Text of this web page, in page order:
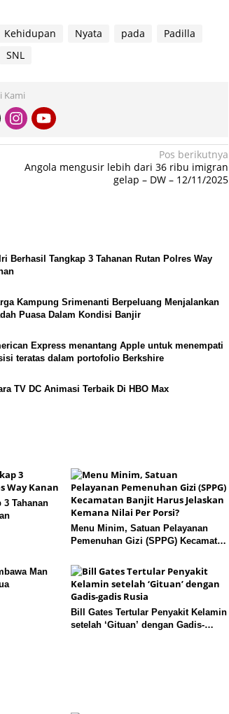
Kehidupan Nyata pada
Padilla
SNL
Kami
Pos berikutnya
Angola mengusir lebih dari 36 ribu imigran
gelap – DW – 12/11/2025
Berhasil Tangkap 3 Tahanan Rutan Polres Way
Kampung Srimenanti Berpeluang Menjalankan
Puasa Dalam Kondisi Banjir
Express menantang Apple untuk menempati
teratas dalam portofolio Berkshire
TV DC Animasi Terbaik Di HBO Max
Tahanan
Menu Minim, Satuan Pelayanan
Pemenuhan Gizi (SPPG) Kecamatan
Per Porsi?
Man
Bill Gates Tertular Penyakit Kelamin
setelah ‘Gituan’ dengan Gadis-